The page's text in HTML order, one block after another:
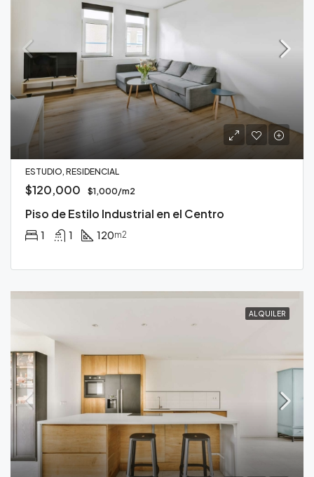
ESTUDIO, RESIDENCIAL
$120,000 $1,000/m2
Piso de Estilo Industrial en el Centro
1 1 120m2
ALQUILER